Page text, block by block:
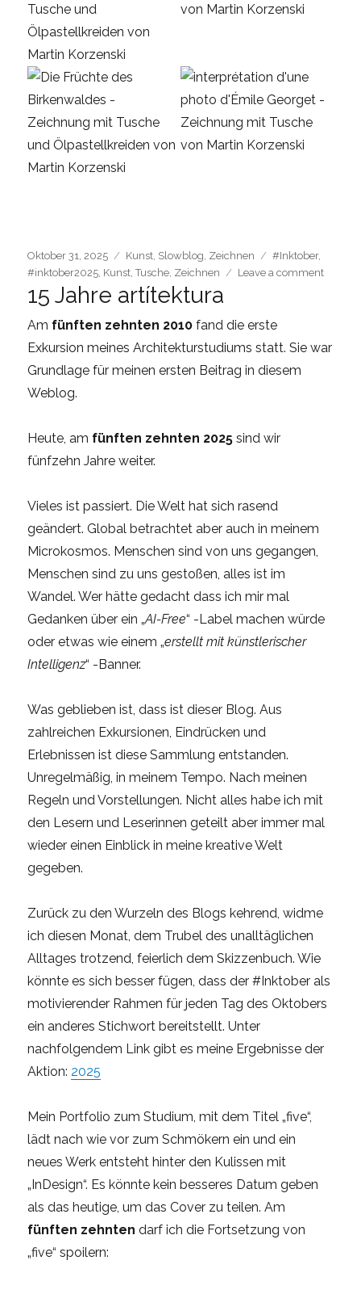
Posted
on
Oktober 31, 2025 Categories
Kunst, Slowblog, Zeichnen Tags
#Inktober,
#inktober2025, Kunst,Tusche, Zeichnen Leave a commenton
15 Jahre artítektura
Am fünften zehnten 2010 fand die erste
Exkursion meines Architekturstudiums statt. Sie war
Grundlage für meinen ersten Beitrag in diesem
Weblog.
Heute, am fünften zehnten 2025 sind wir
fünfzehn Jahre weiter.
Vieles ist passiert. Die Welt hat sich rasend
geändert. Global betrachtet aber auch in meinem
Microkosmos. Menschen sind von uns gegangen,
Menschen sind zu uns gestoßen, alles ist im
Wandel. Wer hätte gedacht dass ich mir mal
Gedanken über ein „AI-Free“ -Label machen würde
oder etwas wie einem „erstellt mit künstlerischer
Intelligenz“ -Banner.
Was geblieben ist, dass ist dieser Blog. Aus
zahlreichen Exkursionen, Eindrücken und
Erlebnissen ist diese Sammlung entstanden.
Unregelmäßig, in meinem Tempo. Nach meinen
Regeln und Vorstellungen. Nicht alles habe ich mit
den Lesern und Leserinnen geteilt aber immer mal
wieder einen Einblick in meine kreative Welt
gegeben.
Zurück zu den Wurzeln des Blogs kehrend, widme
ich diesen Monat, dem Trubel des unalltäglichen
Alltages trotzend, feierlich dem Skizzenbuch. Wie
könnte es sich besser fügen, dass der #Inktober als
motivierender Rahmen für jeden Tag des Oktobers
ein anderes Stichwort bereitstellt. Unter
nachfolgendem Link gibt es meine Ergebnisse der
Aktion: 2025
Mein Portfolio zum Studium, mit dem Titel „five“,
lädt nach wie vor zum Schmökern ein und ein
neues Werk entsteht hinter den Kulissen mit
„InDesign“. Es könnte kein besseres Datum geben
als das heutige, um das Cover zu teilen. Am
fünften zehntendarf ich die Fortsetzung von
„five“ spoilern: